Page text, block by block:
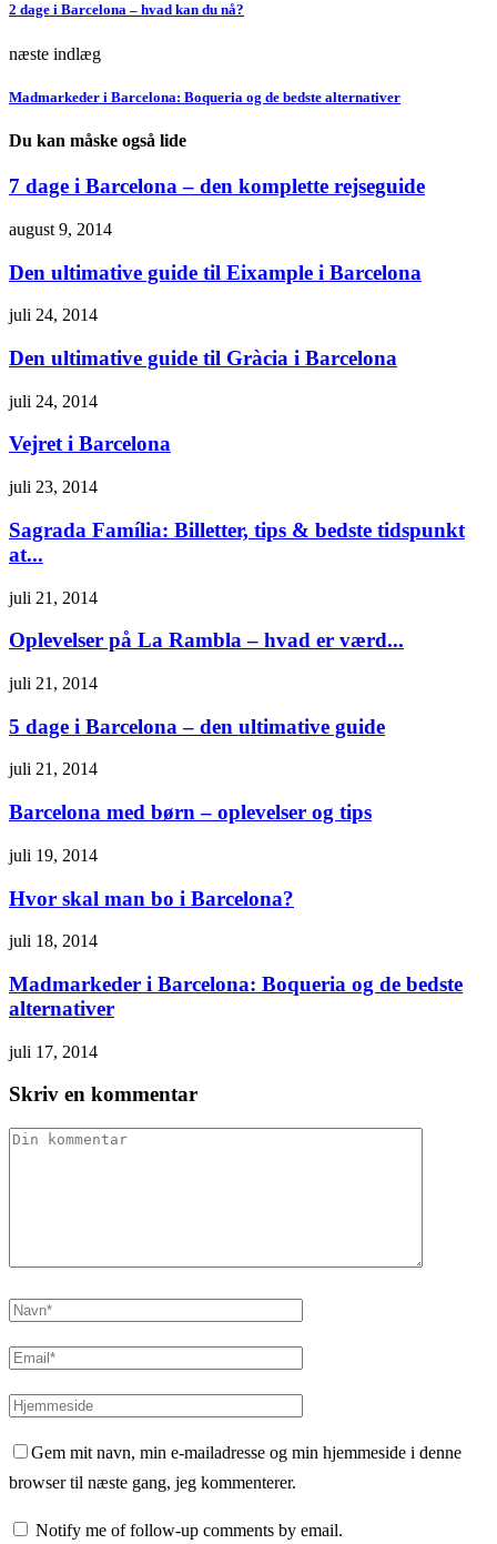
2 dage i Barcelona – hvad kan du nå?
næste indlæg
Madmarkeder i Barcelona: Boqueria og de bedste alternativer
Du kan måske også lide
7 dage i Barcelona – den komplette rejseguide
august 9, 2014
Den ultimative guide til Eixample i Barcelona
juli 24, 2014
Den ultimative guide til Gràcia i Barcelona
juli 24, 2014
Vejret i Barcelona
juli 23, 2014
Sagrada Família: Billetter, tips & bedste tidspunkt
at...
juli 21, 2014
Oplevelser på La Rambla – hvad er værd...
juli 21, 2014
5 dage i Barcelona – den ultimative guide
juli 21, 2014
Barcelona med børn – oplevelser og tips
juli 19, 2014
Hvor skal man bo i Barcelona?
juli 18, 2014
Madmarkeder i Barcelona: Boqueria og de bedste
alternativer
juli 17, 2014
Skriv en kommentar
Gem mit navn, min e-mailadresse og min hjemmeside i denne
browser til næste gang, jeg kommenterer.
Notify me of follow-up comments by email.